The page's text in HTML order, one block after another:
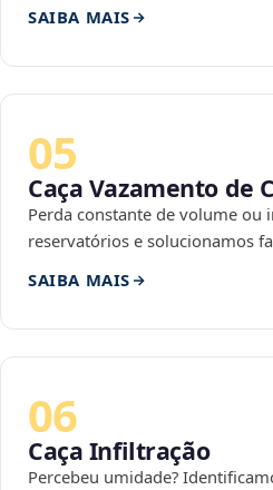
SAIBA MAIS
05
Caça Vazamento de
Perda constante de volume ou
reservatórios e solucionamos
SAIBA MAIS
06
Caça Infiltração
Percebeu umidade?